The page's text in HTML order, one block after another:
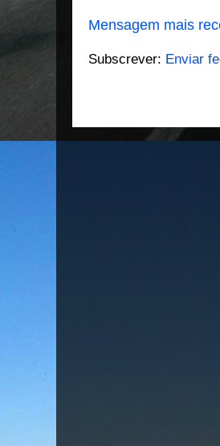
Mensagem mais
Subscrever: Enviar